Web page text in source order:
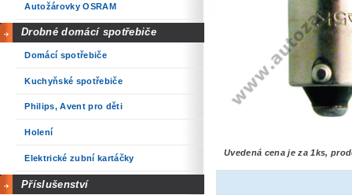
Autožárovky OSRAM
Drobné domácí spotřebiče
Domácí spotřebiče
Kuchyňské spotřebiče
Philips, Avent pro děti
Holení
Elektrické zubní kartáčky
Příslušenství
Uvedená cena je za 1ks,